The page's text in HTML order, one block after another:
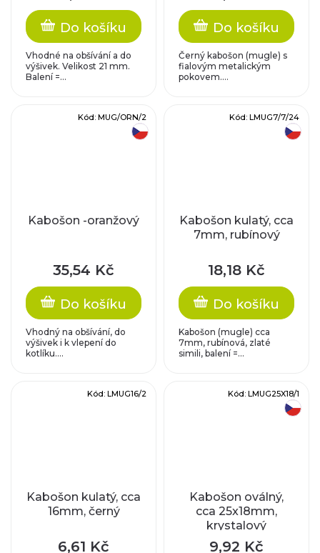
Do košíku
Vhodné na obšívání a do
výšivek. Velikost 21 mm.
Balení =...
Do košíku
Černý kabošon (mugle) s
fialovým metalickým
pokovem....
Kabošon -oranžový
35,54 Kč
Do košíku
Vhodný na obšívání, do
výšivek i k vlepení do
kotlíku....
Kód: MUG/ORN/2
Kabošon kulatý, cca
7mm, rubínový
18,18 Kč
Do košíku
Kabošon (mugle) cca
7mm, rubínová, zlaté
simili, balení =...
Kód: LMUG7/7/24
Kabošon kulatý, cca
16mm, černý
6,61 Kč
Kód: LMUG16/2
Kabošon oválný,
cca 25x18mm,
krystalový
9,92 Kč
Kód: LMUG25X18/1